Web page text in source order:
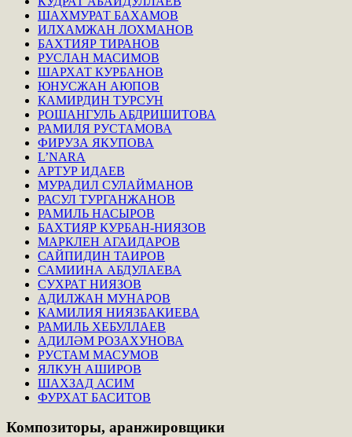
ШАХМУРАТ БАХАМОВ
ИЛХАМЖАН ЛОХМАНОВ
БАХТИЯР ТИРАНОВ
РУСЛАН МАСИМОВ
ШАРХАТ КУРБАНОВ
ЮНУСЖАН АЮПОВ
КАМИРДИН ТУРСУН
РОШАНГУЛЬ АБДРИШИТОВА
РАМИЛЯ РУСТАМОВА
ФИРУЗА ЯКУПОВА
L’NARA
АРТУР ИДАЕВ
МУРАДИЛ СУЛАЙМАНОВ
РАСУЛ ТУРГАНЖАНОВ
РАМИЛЬ НАСЫРОВ
БАХТИЯР КУРБАН-НИЯЗОВ
МАРКЛЕН АГАИДАРОВ
САЙПИДИН ТАИРОВ
САМИИНА АБДУЛАЕВА
СУХРАТ НИЯЗОВ
АДИЛЖАН МУНАРОВ
КАМИЛИЯ НИЯЗБАКИЕВА
РАМИЛЬ ХЕБУЛЛАЕВ
АДИЛӘМ РОЗАХУНОВА
РУСТАМ МАСУМОВ
ЯЛКУН АШИРОВ
ШАХЗАД АСИМ
ФУРХАТ БАСИТОВ
Композиторы, аранжировщики